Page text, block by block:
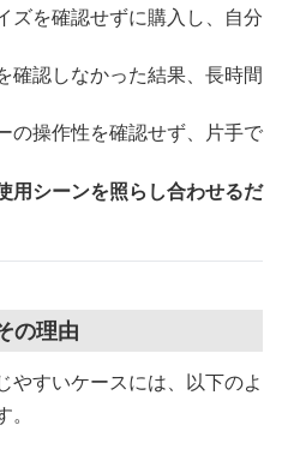
ズを確認せずに購入し、自分
確認しなかった結果、長時間
の操作性を確認せず、片手で
用シーンを照らし合わせるだ
の理由
やすいケースには、以下のよ